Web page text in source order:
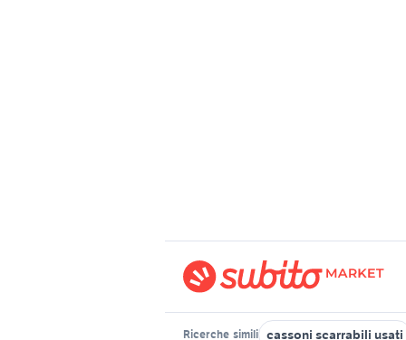
Ricerche simili cassoni scarrabili usati